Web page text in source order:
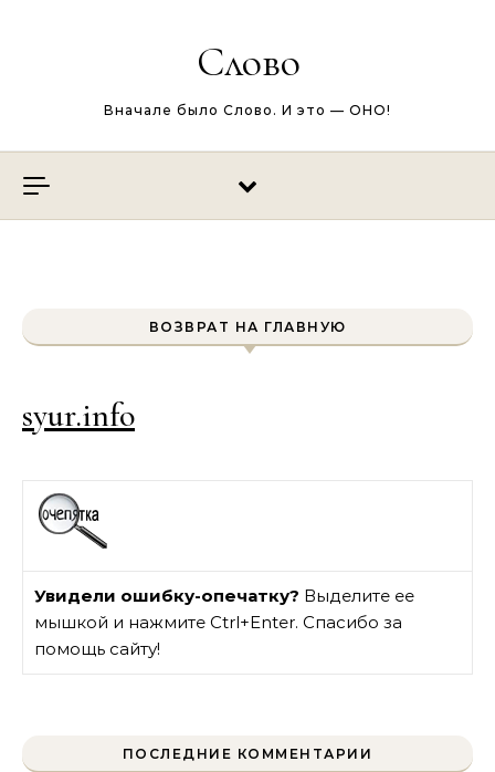
Слово
Вначале было Слово. И это — ОНО!
ВОЗВРАТ НА ГЛАВНУЮ
syur.info
Увидели ошибку-опечатку? Выделите ее
мышкой и нажмите Ctrl+Enter. Спасибо за
помощь сайту!
ПОСЛЕДНИЕ КОММЕНТАРИИ